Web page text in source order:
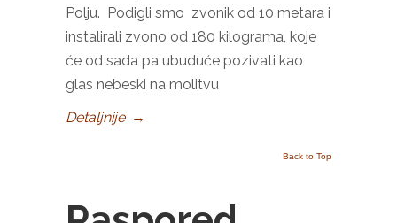
Polju. Podigli smo zvonik od 10 metara i
instalirali zvono od 180 kilograma, koje
će od sada pa ubuduće pozivati kao
glas nebeski na molitvu
Detaljnije →
Back to Top